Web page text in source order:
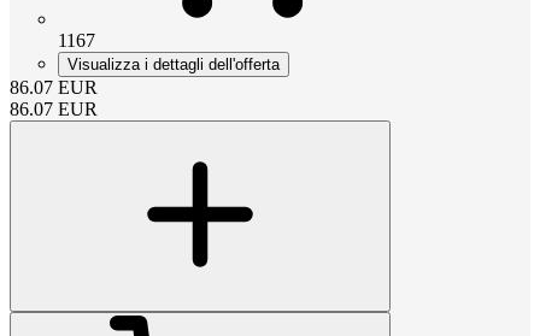
1167
Visualizza i dettagli dell'offerta
86.07 EUR
86.07 EUR